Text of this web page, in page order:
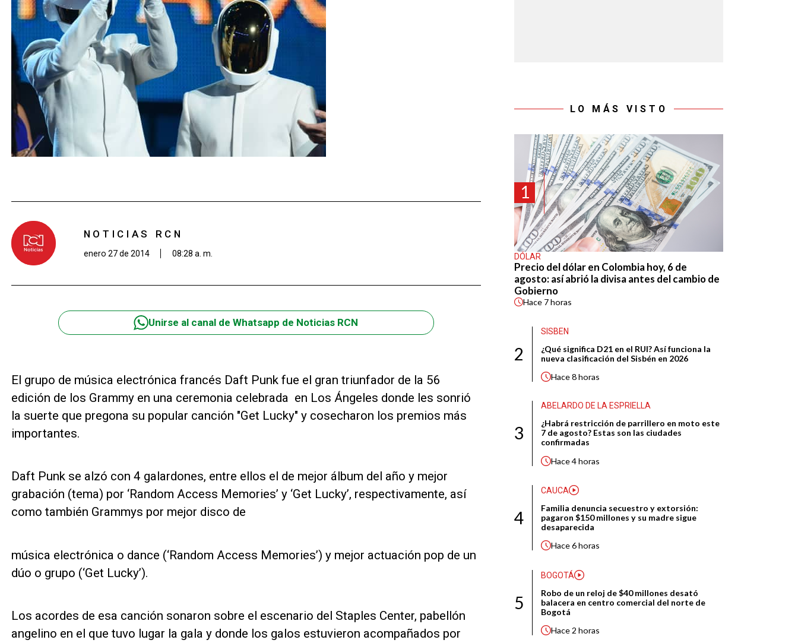
NOTICIAS RCN
enero 27 de 2014 08:28 a. m.
Unirse al canal de Whatsapp de Noticias RCN
El grupo de música electrónica francés Daft Punk fue el gran triunfador de la 56
edición de los Grammy en una ceremonia celebrada en Los Ángeles donde les sonrió
la suerte que pregona su popular canción "Get Lucky" y cosecharon los premios más
importantes.
Daft Punk se alzó con 4 galardones, entre ellos el de mejor álbum del año y mejor
grabación (tema) por ‘Random Access Memories’ y ‘Get Lucky’, respectivamente, así
como también Grammys por mejor disco de
música electrónica o dance (‘Random Access Memories’) y mejor actuación pop de un
dúo o grupo (‘Get Lucky’).
Los acordes de esa canción sonaron sobre el escenario del Staples Center, pabellón
angelino en el que tuvo lugar la gala y donde los galos estuvieron acompañados por
LO MÁS VISTO
1
DÓLAR
Precio del dólar en Colombia hoy, 6 de
agosto: así abrió la divisa antes del cambio de
Gobierno
Hace 7 horas
2
SISBEN
¿Qué significa D21 en el RUI? Así funciona la
nueva clasificación del Sisbén en 2026
Hace8 horas
3
ABELARDO DE LA ESPRIELLA
¿Habrá restricción de parrillero en moto este
7 de agosto? Estas son las ciudades
confirmadas
Hace4 horas
4
CAUCA
Familia denuncia secuestro y extorsión:
pagaron $150 millones y su madre sigue
desaparecida
Hace6 horas
5
BOGOTÁ
Robo de un reloj de $40 millones desató
balacera en centro comercial del norte de
Bogotá
Hace2 horas